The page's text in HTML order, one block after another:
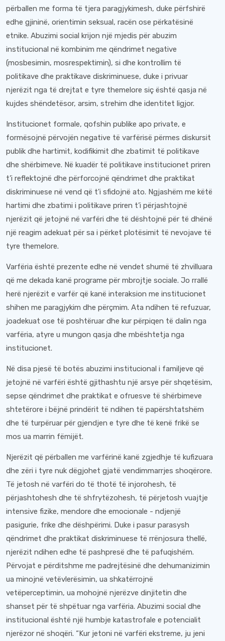
përballen me forma të tjera paragjykimesh, duke përfshirë
edhe gjininë, orientimin seksual, racën ose përkatësinë
etnike. Abuzimi social krijon një mjedis për abuzim
institucional në kombinim me qëndrimet negative
(mosbesimin, mosrespektimin), si dhe kontrollim të
politikave dhe praktikave diskriminuese, duke i privuar
njerëzit nga të drejtat e tyre themelore siç është qasja në
kujdes shëndetësor, arsim, strehim dhe identitet ligjor.
Institucionet formale, qofshin publike apo private, e
formësojnë përvojën negative të varfërisë përmes diskursit
publik dhe hartimit, kodifikimit dhe zbatimit të politikave
dhe shërbimeve. Në kuadër të politikave institucionet priren
t’i reflektojnë dhe përforcojnë qëndrimet dhe praktikat
diskriminuese në vend që t'i sfidojnë ato. Ngjashëm me këtë
hartimi dhe zbatimi i politikave priren t’i përjashtojnë
njerëzit që jetojnë në varfëri dhe të dështojnë për të dhënë
një reagim adekuat për sa i përket plotësimit të nevojave të
tyre themelore.
Varfëria është prezente edhe në vendet shumë të zhvilluara
që me dekada kanë programe për mbrojtje sociale. Jo rrallë
herë njerëzit e varfër që kanë interaksion me institucionet
shihen me paragjykim dhe përçmim. Ata ndihen të refuzuar,
joadekuat ose të poshtëruar dhe kur përpiqen të dalin nga
varfëria, atyre u mungon qasja dhe mbështetja nga
institucionet.
Në disa pjesë të botës abuzimi institucional i familjeve që
jetojnë në varfëri është gjithashtu një arsye për shqetësim,
sepse qëndrimet dhe praktikat e ofruesve të shërbimeve
shtetërore i bëjnë prindërit të ndihen të papërshtatshëm
dhe të turpëruar për gjendjen e tyre dhe të kenë frikë se
mos ua marrin fëmijët.
Njerëzit që përballen me varfërinë kanë zgjedhje të kufizuara
dhe zëri i tyre nuk dëgjohet gjatë vendimmarrjes shoqërore.
Të jetosh në varfëri do të thotë të injorohesh, të
përjashtohesh dhe të shfrytëzohesh, të përjetosh vuajtje
intensive fizike, mendore dhe emocionale - ndjenjë
pasigurie, frike dhe dëshpërimi. Duke i pasur parasysh
qëndrimet dhe praktikat diskriminuese të rrënjosura thellë,
njerëzit ndihen edhe të pashpresë dhe të pafuqishëm.
Përvojat e përditshme me padrejtësinë dhe dehumanizimin
ua minojnë vetëvlerësimin, ua shkatërrojnë
vetëperceptimin, ua mohojnë njerëzve dinjitetin dhe
shanset për të shpëtuar nga varfëria. Abuzimi social dhe
institucional është një humbje katastrofale e potencialit
njerëzor në shoqëri. “Kur jetoni në varfëri ekstreme, ju jeni